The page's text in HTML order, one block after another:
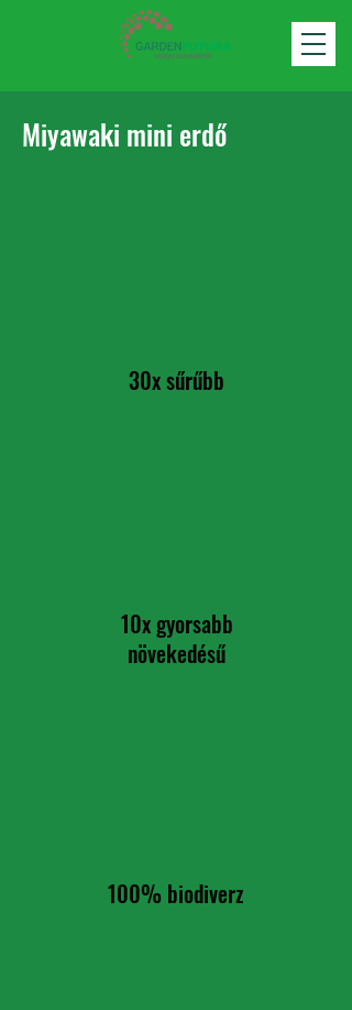
Miyawaki mini erdő
30x sűrűbb
10x gyorsabb
növekedésű
100% biodiverz